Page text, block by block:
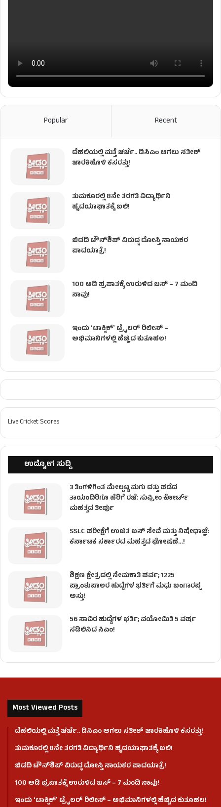
Popular Recent
ದೆಹಲಿಯಲ್ಲಿ ಮತ್ತೆ ಚರ್ಚೆ.. ಡಿಸಿಎಂ ಆಗಲು ಸತೀಶ್
ಜಾರಕಿಹೊಳಿ ಕಸರತ್ತು!
ತುಮಕೂರಲ್ಲಿ 8ನೇ ತರಗತಿ ವಿದ್ಯಾರ್ಥಿನಿ
ಹೃದಯಾಘಾತಕ್ಕೆ ಬಲಿ!
ಬಿಡದಿ ಟೌನ್‌ಶಿಪ್‌ ವಿರುದ್ಧ ದೋಸ್ತಿ ನಾಯಕರ
ಪಾದಯಾತ್ರೆ!
100 ಅಡಿ ಪ್ರಪಾತಕ್ಕೆ ಉರುಳಿದ ಬಸ್‌ – 7 ಮಂದಿ
ಸಾವು!
ಇಂದು ʻಟಾಕ್ಸಿಕ್ʼ ಟ್ರೈಲರ್ ರಿಲೀಸ್‌ –
ಅಭಿಮಾನಿಗಳಲ್ಲಿ ಹೆಚ್ಚಿದ ಕುತೂಹಲ!
Live Cricket Scores
ಉದ್ಯೋಗ ಸುದ್ದಿ
3 ತಿಂಗಳಿಗಿಂತ ಮೇಲ್ಪಟ್ಟ ಮಗು ದತ್ತು ಪಡೆದ
ತಾಯಂದಿರಿಗೂ ಹೆರಿಗೆ ರಜೆ: ಸುಪ್ರೀಂ ಕೋರ್ಟ್
ಮಹತ್ವದ ತೀರ್ಪು
SSLC ಪರೀಕ್ಷೆಗೆ ಉಚಿತ ಬಸ್ ಸೇವೆ ಮತ್ತು ನಿಷೇಧಾಜ್ಞೆ:
ಕರ್ನಾಟಕ ಸರ್ಕಾರದ ಮಹತ್ವದ ಘೋಷಣೆ…!
ಶಿಕ್ಷಣ ಕ್ಷೇತ್ರದಲ್ಲಿ ನೇಮಕಾತಿ ಪರ್ವ; 1225
ಪ್ರಾಂಶುಪಾಲರ ಹುದ್ದೆಗಳ ಭರ್ತಿಗೆ ಮಧು ಬಂಗಾರಪ್ಪ
ಅಸ್ತು!
56 ಸಾವಿರ ಹುದ್ದೆಗಳ ಭರ್ತಿ; ವಯೋಮಿತಿ 5 ವರ್ಷ
ಸಡಿಲಿಸಿದ ಸಿಎಂ!
Most Viewed Posts
ದೆಹಲಿಯಲ್ಲಿ ಮತ್ತೆ ಚರ್ಚೆ.. ಡಿಸಿಎಂ ಆಗಲು ಸತೀಶ್ ಜಾರಕಿಹೊಳಿ ಕಸರತ್ತು!
ತುಮಕೂರಲ್ಲಿ 8ನೇ ತರಗತಿ ವಿದ್ಯಾರ್ಥಿನಿ ಹೃದಯಾಘಾತಕ್ಕೆ ಬಲಿ!
ಬಿಡದಿ ಟೌನ್‌ಶಿಪ್‌ ವಿರುದ್ಧ ದೋಸ್ತಿ ನಾಯಕರ ಪಾದಯಾತ್ರೆ!
100 ಅಡಿ ಪ್ರಪಾತಕ್ಕೆ ಉರುಳಿದ ಬಸ್‌ – 7 ಮಂದಿ ಸಾವು!
ಇಂದು ʻಟಾಕ್ಸಿಕ್ʼ ಟ್ರೈಲರ್ ರಿಲೀಸ್‌ – ಅಭಿಮಾನಿಗಳಲ್ಲಿ ಹೆಚ್ಚಿದ ಕುತೂಹಲ!